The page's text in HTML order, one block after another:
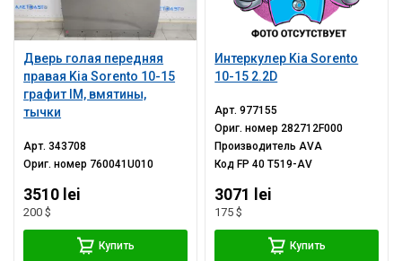
Дверь голая передняя
правая Kia Sorento 10-15
графит IM, вмятины,
тычки
Арт.343708
Ориг. номер 760041U010
3510 lei
200 $
Купить
Интеркулер Kia Sorento
10-15 2.2D
Арт.977155
Ориг. номер 282712F000
Производитель AVA
КодFP 40 T519-AV
3071 lei
175 $
Купить